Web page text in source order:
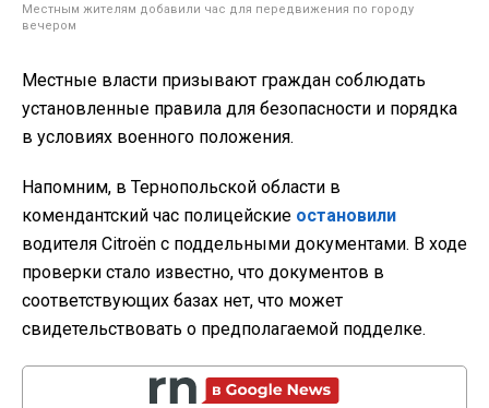
Местным жителям добавили час для передвижения по городу
вечером
Местные власти призывают граждан соблюдать
установленные правила для безопасности и порядка
в условиях военного положения.
Напомним, в Тернопольской области в
комендантский час полицейские остановили
водителя Citroёn с поддельными документами. В ходе
проверки стало известно, что документов в
соответствующих базах нет, что может
свидетельствовать о предполагаемой подделке.